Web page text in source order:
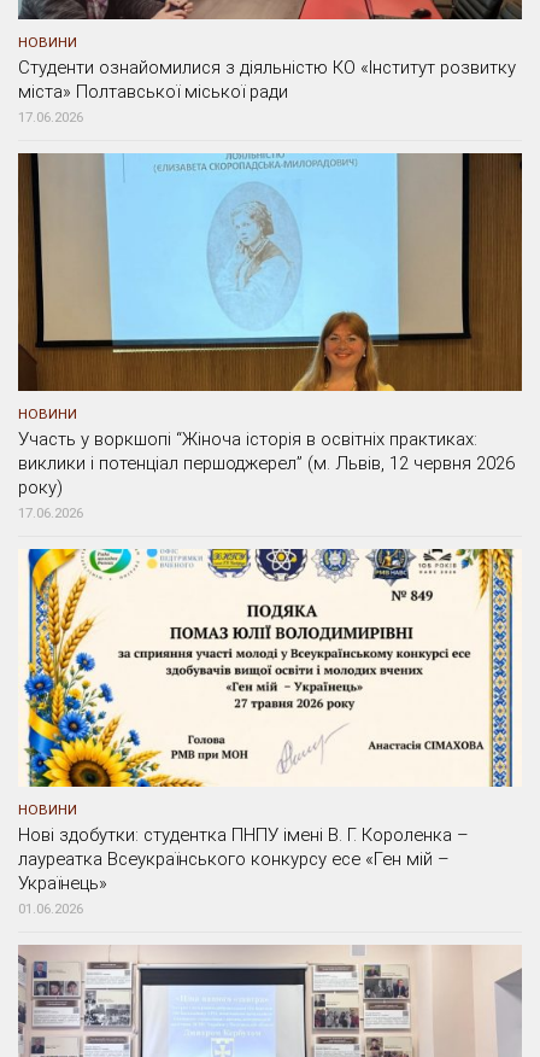
НОВИНИ
Студенти ознайомилися з діяльністю КО «Інститут розвитку
міста» Полтавської міської ради
17.06.2026
НОВИНИ
Участь у воркшопі “Жіноча історія в освітніх практиках:
виклики і потенціал першоджерел” (м. Львів, 12 червня 2026
року)
17.06.2026
НОВИНИ
Нові здобутки: студентка ПНПУ імені В. Г. Короленка –
лауреатка Всеукраїнського конкурсу есе «Ген мій –
Українець»
01.06.2026